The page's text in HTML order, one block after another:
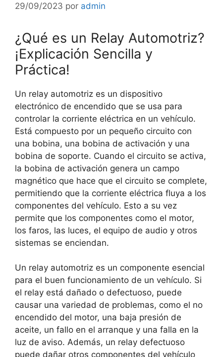
29/09/2023 por admin
¿Qué es un Relay Automotriz?
¡Explicación Sencilla y
Práctica!
Un relay automotriz es un dispositivo
electrónico de encendido que se usa para
controlar la corriente eléctrica en un vehículo.
Está compuesto por un pequeño circuito con
una bobina, una bobina de activación y una
bobina de soporte. Cuando el circuito se activa,
la bobina de activación genera un campo
magnético que hace que el circuito se complete,
permitiendo que la corriente eléctrica fluya a los
componentes del vehículo. Esto a su vez
permite que los componentes como el motor,
los faros, las luces, el equipo de audio y otros
sistemas se enciendan.
Un relay automotriz es un componente esencial
para el buen funcionamiento de un vehículo. Si
el relay está dañado o defectuoso, puede
causar una variedad de problemas, como el no
encendido del motor, una baja presión de
aceite, un fallo en el arranque y una falla en la
luz de aviso. Además, un relay defectuoso
puede dañar otros componentes del vehículo